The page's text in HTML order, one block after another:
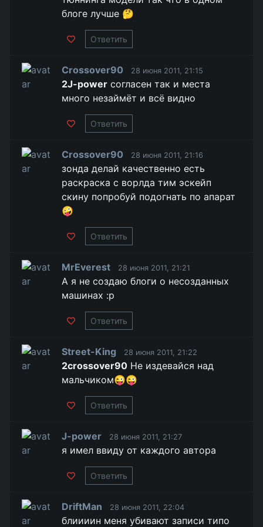
блоге лучше 🤔
Ответить
Crossover90 28 июня 2011, 21:15
2J-power согласен так и места
много незаймёт и всё видно
Ответить
Crossover90 28 июня 2011, 21:16
зонда делай качественно есть
раскраска с ворлда тим эскейп
скину попробуй подогнать по апарат
🤪
Ответить
MrEverest 28 июня 2011, 21:21
А я не создаю блоги о несозданных
машинах :р
Ответить
Street-King 28 июня 2011, 21:22
2crossover90 Не издевайся над
мальчиком😜😜
Ответить
J-power 28 июня 2011, 21:27
я имел ввиду от каждого автора
Ответить
DriftMan 28 июня 2011, 22:04
блиииин меня убивают записи типо